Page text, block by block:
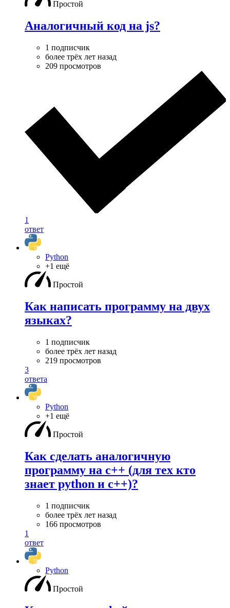
Простой
Аналогичный код на js?
1 подписчик
более трёх лет назад
209 просмотров
1
ответ
Python
+1 ещё
Простой
Как написать программу на двух
языках?
1 подписчик
более трёх лет назад
219 просмотров
3
ответа
Python
+1 ещё
Простой
Как сделать аналогичную
программу на c++ (для тех кто
знает python и c++)?
1 подписчик
более трёх лет назад
166 просмотров
1
ответ
Python
Простой